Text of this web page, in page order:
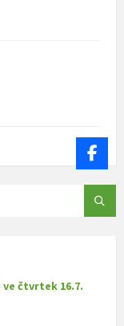
ve čtvrtek 16.7.